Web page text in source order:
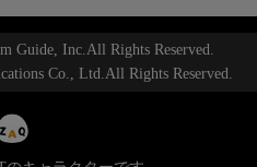
Guide, Inc.All Rights Reserved.
Co., Ltd.All Rights Reserved.